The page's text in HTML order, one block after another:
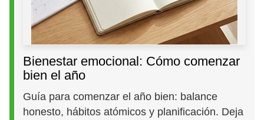
Bienestar emocional: Cómo comenzar
bien el año
Guía para comenzar el año bien: balance
honesto, hábitos atómicos y planificación. Deja